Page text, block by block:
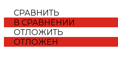
СРАВНИТЬ
В СРАВНЕНИИ
ОТЛОЖИТЬ
ОТЛОЖЕН